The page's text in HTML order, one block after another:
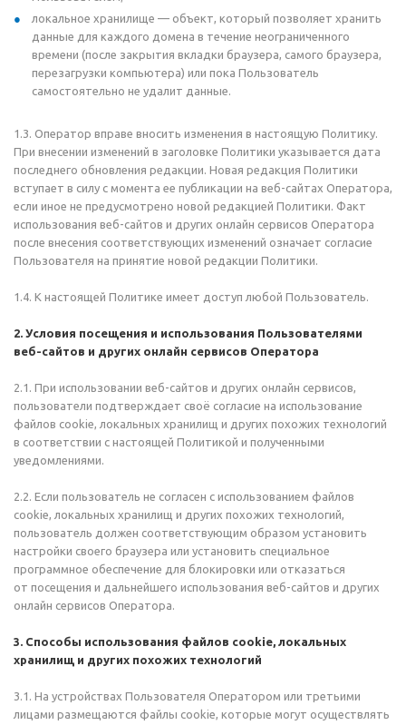
локальное хранилище — объект, который позволяет хранить
данные для каждого домена в течение неограниченного
времени (после закрытия вкладки браузера, самого браузера,
перезагрузки компьютера) или пока Пользователь
самостоятельно не удалит данные.
1.3. Оператор вправе вносить изменения в настоящую Политику.
При внесении изменений в заголовке Политики указывается дата
последнего обновления редакции. Новая редакция Политики
вступает в силу с момента ее публикации на веб-сайтах Оператора,
если иное не предусмотрено новой редакцией Политики. Факт
использования веб-сайтов и других онлайн сервисов Оператора
после внесения соответствующих изменений означает согласие
Пользователя на принятие новой редакции Политики.
1.4. К настоящей Политике имеет доступ любой Пользователь.
2. Условия посещения и использования Пользователями
веб-сайтов и других онлайн сервисов Оператора
2.1. При использовании веб-сайтов и других онлайн сервисов,
пользователи подтверждает своё согласие на использование
файлов cookie, локальных хранилищ и других похожих технологий
в соответствии с настоящей Политикой и полученными
уведомлениями.
2.2. Если пользователь не согласен с использованием файлов
cookie, локальных хранилищ и других похожих технологий,
пользователь должен соответствующим образом установить
настройки своего браузера или установить специальное
программное обеспечение для блокировки или отказаться
от посещения и дальнейшего использования веб-сайтов и других
онлайн сервисов Оператора.
3. Способы использования файлов cookie, локальных
хранилищ и других похожих технологий
3.1. На устройствах Пользователя Оператором или третьими
лицами размещаются файлы cookie, которые могут осуществлять